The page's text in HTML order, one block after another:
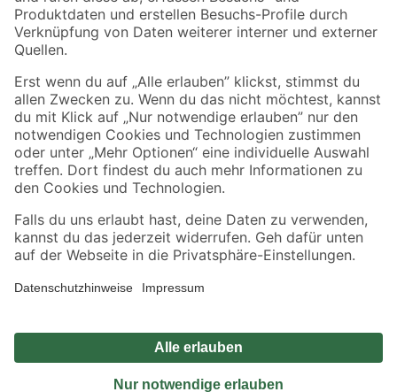
Sicher einkaufen
Jetzt die toom-App herunterladen
Alle Preisangaben in EUR inkl. gesetzl. MwSt.. Die dargestellten Angebote sind unter
Umständen nicht in allen Märkten verfügbar. Die angegebenen Verfügbarkeiten beziehen
Produkte nur solange der Vorrat reicht.
*Paketversand ab 59 € versandkostenfrei, gilt nicht für Artikel mit Speditionsversand, hier
Privatsphäre Impressum
Nutzungsbedingungen
Widerrufsrecht
Vertrag widerrufen